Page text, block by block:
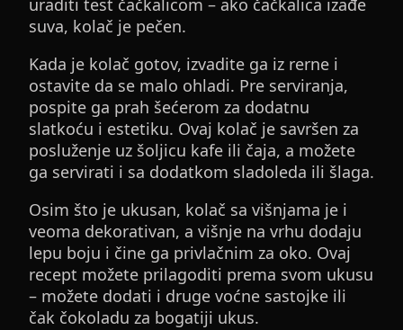
uraditi test čačkalicom – ako čačkalica izađe
suva, kolač je pečen.
Kada je kolač gotov, izvadite ga iz rerne i
ostavite da se malo ohladi. Pre serviranja,
pospite ga prah šećerom za dodatnu
slatkoću i estetiku. Ovaj kolač je savršen za
posluženje uz šoljicu kafe ili čaja, a možete
ga servirati i sa dodatkom sladoleda ili šlaga.
Osim što je ukusan, kolač sa višnjama je i
veoma dekorativan, a višnje na vrhu dodaju
lepu boju i čine ga privlačnim za oko. Ovaj
recept možete prilagoditi prema svom ukusu
– možete dodati i druge voćne sastojke ili
čak čokoladu za bogatiji ukus.